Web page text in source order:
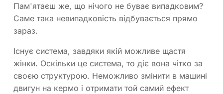
Пам'ятаєш же, що нічого не буває випадковим?
Саме така невипадковість відбувається прямо
зараз.
Існує система, завдяки якій можливе щастя
жінки. Оскільки це система, то діє вона чітко за
своєю структурою. Неможливо змінити в машині
двигун на кермо і отримати той самий ефект